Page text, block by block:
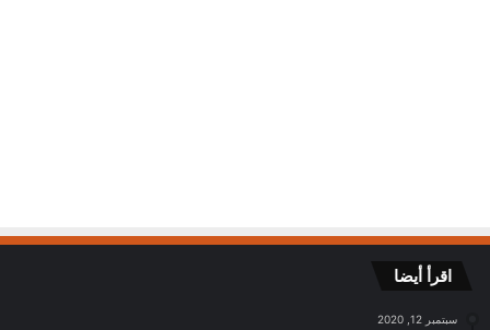
اقرأ أيضا
سبتمبر 12, 2020